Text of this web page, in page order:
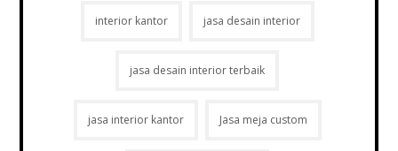
interior kantor jasa desain interior
jasa desain interior terbaik
jasa interior kantor Jasa meja custom